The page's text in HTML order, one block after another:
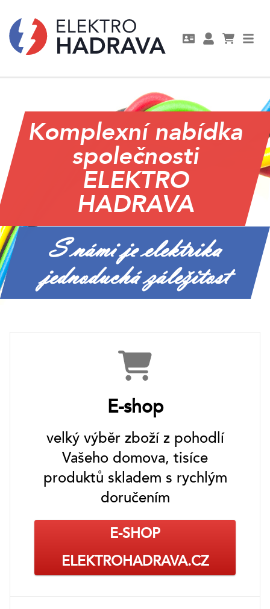
Komplexní nabídka
společnosti
ELEKTRO
HADRAVA
S námi je elektrika
jednoduchá záležitost
E-shop
velký výběr zboží z pohodlí
Vašeho domova, tisíce
produktů skladem s rychlým
doručením
E-SHOP
ELEKTROHADRAVA.CZ